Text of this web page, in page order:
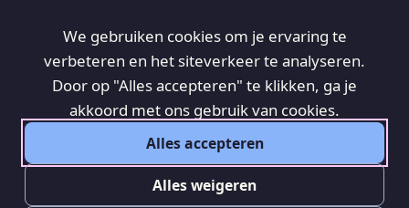
Doneer
Word lid
Vrijwilligers
We gebruiken cookies om je ervaring te
verbeteren en het siteverkeer te analyseren.
Door op "Alles accepteren" te klikken, ga je
akkoord met ons gebruik van cookies.
Alles accepteren
Alles weigeren